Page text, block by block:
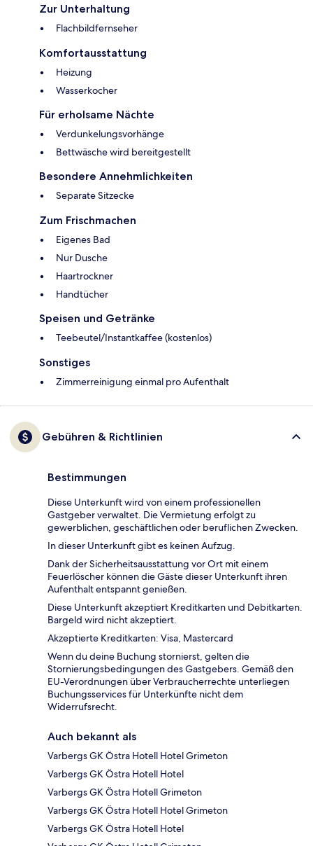
Zur Unterhaltung
Flachbildfernseher
Komfortausstattung
Heizung
Wasserkocher
Für erholsame Nächte
Verdunkelungsvorhänge
Bettwäsche wird bereitgestellt
Besondere Annehmlichkeiten
Separate Sitzecke
Zum Frischmachen
Eigenes Bad
Nur Dusche
Haartrockner
Handtücher
Speisen und Getränke
Teebeutel/Instantkaffee (kostenlos)
Sonstiges
Zimmerreinigung einmal pro Aufenthalt
Gebühren & Richtlinien
Bestimmungen
Diese Unterkunft wird von einem professionellen
Gastgeber verwaltet. Die Vermietung erfolgt zu
gewerblichen, geschäftlichen oder beruflichen Zwecken.
In dieser Unterkunft gibt es keinen Aufzug.
Dank der Sicherheitsausstattung vor Ort mit einem
Feuerlöscher können die Gäste dieser Unterkunft ihren
Aufenthalt entspannt genießen.
Diese Unterkunft akzeptiert Kreditkarten und Debitkarten.
Bargeld wird nicht akzeptiert.
Akzeptierte Kreditkarten: Visa, Mastercard
Wenn du deine Buchung stornierst, gelten die
Stornierungsbedingungen des Gastgebers. Gemäß den
EU-Verordnungen über Verbraucherrechte unterliegen
Buchungsservices für Unterkünfte nicht dem
Widerrufsrecht.
Auch bekannt als
Varbergs GK Östra Hotell Hotel Grimeton
Varbergs GK Östra Hotell Hotel
Varbergs GK Östra Hotell Grimeton
Varbergs GK Östra Hotell Hotel Grimeton
Varbergs GK Östra Hotell Hotel